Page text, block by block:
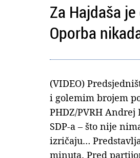
Za Hajdaša
Oporba
(VIDEO)
i golemim brojem
PHDZ/PVRH
SDP-a – što nije
izričaju…
minuta. Pred